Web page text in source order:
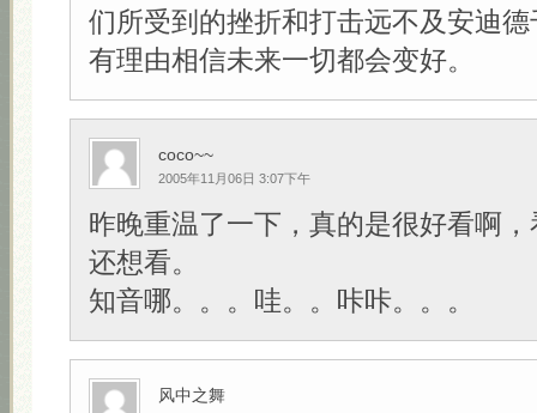
们所受到的挫折和打击远不及安迪
有理由相信未来一切都会变好。
coco~~
2005年11月06日 3:07下午
昨晚重温了一下，真的是很好看啊
还想看。
知音哪。。。哇。。咔咔。。。
风中之舞